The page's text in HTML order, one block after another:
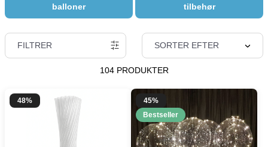
balloner
tilbehør
FILTRER SORTER EFTER
104 PRODUKTER
48%
45%
Bestseller